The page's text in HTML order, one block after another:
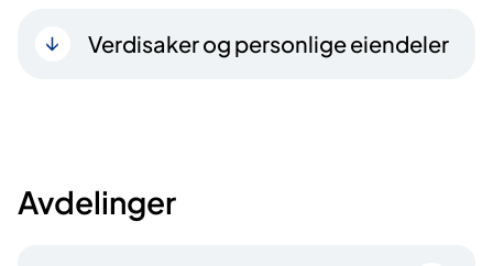
Verdisaker og personlige eiendeler
Avdelinger